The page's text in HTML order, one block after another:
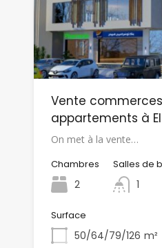
Vente
appartements à
On met à la vente…
Chambres
2
Salles de
1
Surface
50/64/79/126 m²